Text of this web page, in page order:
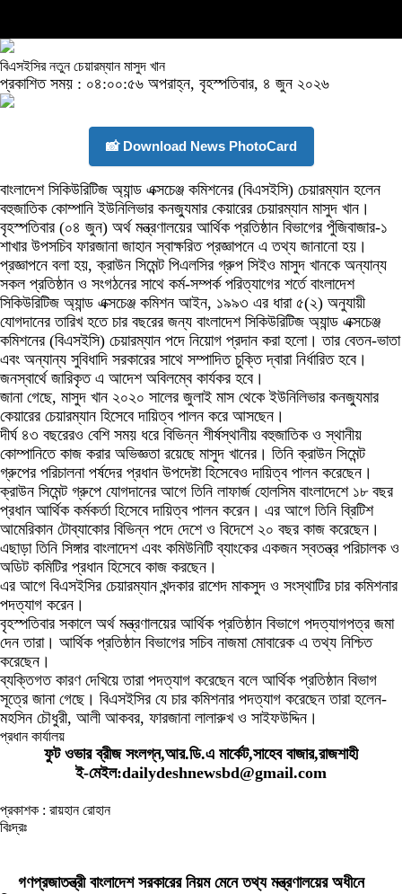
বিএসইসির নতুন চেয়ারম্যান মাসুদ খান
প্রকাশিত সময় : ০৪:০০:৫৬ অপরাহ্ন, বৃহস্পতিবার, ৪ জুন ২০২৬
📸 Download News PhotoCard
বাংলাদেশ সিকিউরিটিজ অ্যান্ড এক্সচেঞ্জ কমিশনের (বিএসইসি) চেয়ারম্যান হলেন
বহুজাতিক কোম্পানি ইউনিলিভার কনজ্যুমার কেয়ারের চেয়ারম্যান মাসুদ খান।
বৃহস্পতিবার (০৪ জুন) অর্থ মন্ত্রণালয়ের আর্থিক প্রতিষ্ঠান বিভাগের পুঁজিবাজার-১
শাখার উপসচিব ফারজানা জাহান স্বাক্ষরিত প্রজ্ঞাপনে এ তথ্য জানানো হয়।
প্রজ্ঞাপনে বলা হয়, ক্রাউন সিমেন্ট পিএলসির গ্রুপ সিইও মাসুদ খানকে অন্যান্য
সকল প্রতিষ্ঠান ও সংগঠনের সাথে কর্ম-সম্পর্ক পরিত্যাগের শর্তে বাংলাদেশ
সিকিউরিটিজ অ্যান্ড এক্সচেঞ্জ কমিশন আইন, ১৯৯৩ এর ধারা ৫(২) অনুযায়ী
যোগদানের তারিখ হতে চার বছরের জন্য বাংলাদেশ সিকিউরিটিজ অ্যান্ড এক্সচেঞ্জ
কমিশনের (বিএসইসি) চেয়ারম্যান পদে নিয়োগ প্রদান করা হলো। তার বেতন-ভাতা
এবং অন্যান্য সুবিধাদি সরকারের সাথে সম্পাদিত চুক্তি দ্বারা নির্ধারিত হবে।
জনস্বার্থে জারিকৃত এ আদেশ অবিলম্বে কার্যকর হবে।
জানা গেছে, মাসুদ খান ২০২০ সালের জুলাই মাস থেকে ইউনিলিভার কনজ্যুমার
কেয়ারের চেয়ারম্যান হিসেবে দায়িত্ব পালন করে আসছেন।
দীর্ঘ ৪৩ বছরেরও বেশি সময় ধরে বিভিন্ন শীর্ষস্থানীয় বহুজাতিক ও স্থানীয়
কোম্পানিতে কাজ করার অভিজ্ঞতা রয়েছে মাসুদ খানের। তিনি ক্রাউন সিমেন্ট
গ্রুপের পরিচালনা পর্ষদের প্রধান উপদেষ্টা হিসেবেও দায়িত্ব পালন করেছেন।
ক্রাউন সিমেন্ট গ্রুপে যোগদানের আগে তিনি লাফার্জ হোলসিম বাংলাদেশে ১৮ বছর
প্রধান আর্থিক কর্মকর্তা হিসেবে দায়িত্ব পালন করেন। এর আগে তিনি ব্রিটিশ
আমেরিকান টোব্যাকোর বিভিন্ন পদে দেশে ও বিদেশে ২০ বছর কাজ করেছেন।
এছাড়া তিনি সিঙ্গার বাংলাদেশ এবং কমিউনিটি ব্যাংকের একজন স্বতন্ত্র পরিচালক ও
অডিট কমিটির প্রধান হিসেবে কাজ করছেন।
এর আগে বিএসইসির চেয়ারম্যান খন্দকার রাশেদ মাকসুদ ও সংস্থাটির চার কমিশনার
পদত্যাগ করেন।
বৃহস্পতিবার সকালে অর্থ মন্ত্রণালয়ের আর্থিক প্রতিষ্ঠান বিভাগে পদত্যাগপত্র জমা
দেন তারা। আর্থিক প্রতিষ্ঠান বিভাগের সচিব নাজমা মোবারেক এ তথ্য নিশ্চিত
করেছেন।
ব্যক্তিগত কারণ দেখিয়ে তারা পদত্যাগ করেছেন বলে আর্থিক প্রতিষ্ঠান বিভাগ
সূত্রে জানা গেছে। বিএসইসির যে চার কমিশনার পদত্যাগ করেছেন তারা হলেন-
মহসিন চৌধুরী, আলী আকবর, ফারজানা লালারুখ ও সাইফউদ্দিন।
প্রধান কার্যালয়
ফুট ওভার ব্রীজ সংলগ্ন,আর.ডি.এ মার্কেট,সাহেব বাজার,রাজশাহী
ই-মেইল:dailydeshnewsbd@gmail.com
প্রকাশক : রায়হান রোহান
বিঃদ্রঃ
গণপ্রজাতন্ত্রী বাংলাদেশ সরকারের নিয়ম মেনে তথ্য মন্ত্রণালয়ের অধীনে